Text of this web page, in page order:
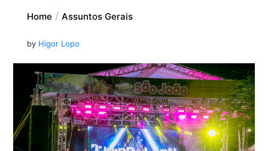
Home Assuntos Gerais
by Higor Lopo